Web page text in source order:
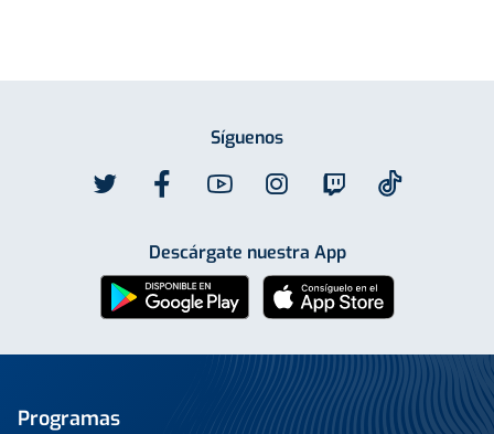
Síguenos
Descárgate nuestra App
Programas